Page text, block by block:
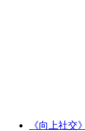
《向上社交